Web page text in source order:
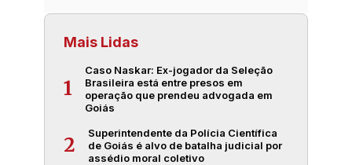
Mais Lidas
1
Caso Naskar: Ex-jogador da Seleção
Brasileira está entre presos em
operação que prendeu advogada em
Goiás
2
Superintendente da Polícia Científica
de Goiás é alvo de batalha judicial por
assédio moral coletivo